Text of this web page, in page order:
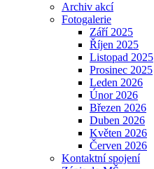
Archiv akcí
Fotogalerie
Září 2025
Říjen 2025
Listopad 2025
Prosinec 2025
Leden 2026
Únor 2026
Březen 2026
Duben 2026
Květen 2026
Červen 2026
Kontaktní spojení